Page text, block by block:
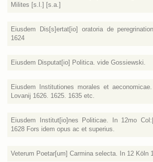
Milites [s.l.] [s.a.]
Eiusdem Dis[s]ertat[io] oratoria de
1624
Eiusdem Disputat[io] Politica. vide Gossiewski.
Eiusdem Institutiones morales et
Lovanij 1626. 1625. 1635 etc.
Eiusdem Institut[io]nes Politicae. In 12mo
1628 Fors idem opus ac et superius.
Veterum Poetar[um] Carmina selecta. In 12 Köln